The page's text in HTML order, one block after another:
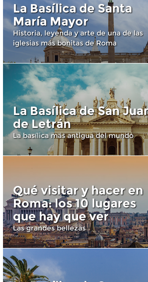
La Basílica de Santa
María Mayor
Historia, leyenda y arte de una de las
iglesias más bonitas de Roma
La Basílica de San
de Letrán
La basílica más antigua del mundo
Qué visitar y hacer en
Roma: los 10 lugares
que hay que ver
Las grandes bellezas